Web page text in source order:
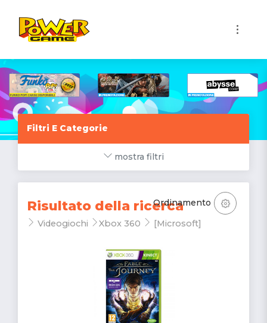
Filtri E Categorie
mostra filtri
Risultato della ricerca
Videogiochi Xbox 360 [Microsoft]
Ordinamento